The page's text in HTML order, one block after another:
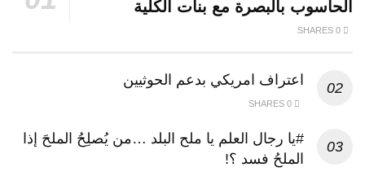
الحاسوب بالبصرة مع بنات الكلية
اعتراف امريكي بدعم الحوثيين
#يا رجال العلم يا ملح البلد …من يُصلِحُ الملحَ إذا
الملحُ فسد ؟!